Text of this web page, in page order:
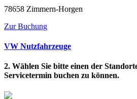
78658 Zimmern-Horgen
Zur Buchung
VW Nutzfahrzeuge
2. Wählen Sie bitte einen der
Servicetermin buchen zu können.